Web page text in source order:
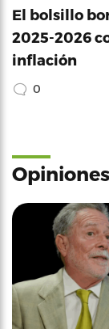
El bolsillo
2025-2026
inflación
0
Opiniones